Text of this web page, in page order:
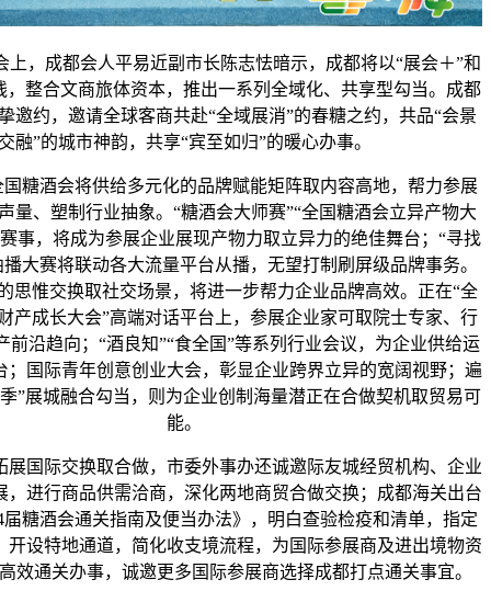
成都会人平易近副市长陈志怯暗示，成都将以“展会＋”和
，整合文商旅体资本，推出一系列全域化、共享型勾当。成都
邀约，邀请全球客商共赴“全域展消”的春糖之约，共品“会景
融”的城市神韵，共享“宾至如归”的暖心办事。
酒会将供给多元化的品牌赋能矩阵取内容高地，帮力参展
量、塑制行业抽象。“糖酒会大师赛”“全国糖酒会立异产物大
事，将成为参展企业展现产物力取立异力的绝佳舞台；“寻找
大赛将联动各大流量平台从播，无望打制刷屏级品牌事务。
思惟交换取社交场景，将进一步帮力企业品牌高效。正在“全
产成长大会”高端对话平台上，参展企业家可取院士专家、行
前沿趋向；“酒良知”“食全国”等系列行业会议，为企业供给运
；国际青年创意创业大会，彰显企业跨界立异的宽阔视野；遍
”展城融合勾当，则为企业创制海量潜正在合做契机取贸易可
能。
际交换取合做，市委外事办还诚邀际友城经贸机构、企业
，进行商品供需洽商，深化两地商贸合做交换；成都海关出台
届糖酒会通关指南及便当办法》，明白查验检疫和清单，指定
开设特地通道，简化收支境流程，为国际参展商及进出境物资
效通关办事，诚邀更多国际参展商选择成都打点通关事宜。